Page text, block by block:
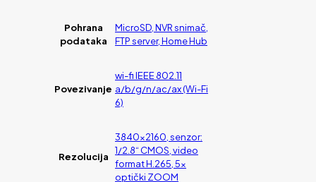
Pohrana
podataka
MicroSD, NVR snimač,
FTP server, Home Hub
Povezivanje
wi-fi IEEE 802.11
a/b/g/n/ac/ax (Wi-Fi
6)
Rezolucija
3840×2160, senzor:
1/2.8“ CMOS, video
format H.265, 5x
optički ZOOM